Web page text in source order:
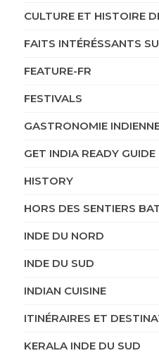
CULTURE ET HISTOIRE
FAITS INTÉRÉSSANTS
FEATURE-FR
FESTIVALS
GASTRONOMIE
GET INDIA READY GUIDE
HISTORY
HORS DES SENTIERS
INDE DU NORD
INDE DU SUD
INDIAN CUISINE
ITINÉRAIRES ET
KERALA INDE DU SUD